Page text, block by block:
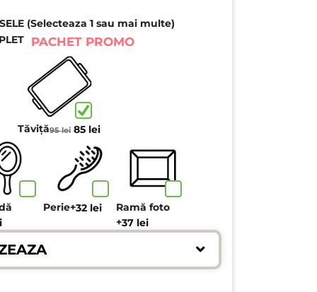
(Selecteaza 1 sau mai multe)
PACHET PROMO
Tăviță95lei Prețul
a
fost:
95 lei.
85 leiPrețul
este:
85 lei.
Perie+32 lei
Ramă foto
+37 lei